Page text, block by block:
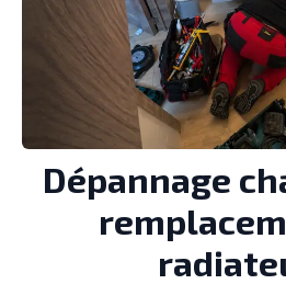
Dépannage